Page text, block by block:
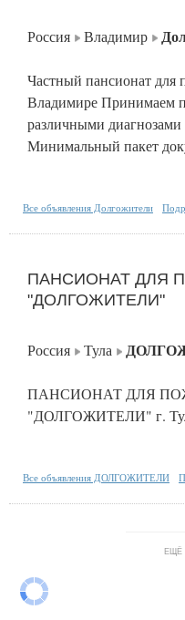
Россия Владимир
Частный пансионат
Владимире Принимаем
различными диагнозами
Минимальный пакет
Все объявления Долгожители
ПАНСИОНАТ ДЛЯ
"ДОЛГОЖИТЕЛИ"
Россия Тула
ПАНСИОНАТ ДЛЯ
"ДОЛГОЖИТЕЛИ" г.
Все объявления ДОЛГОЖИТЕЛИ
ЕЩЁ